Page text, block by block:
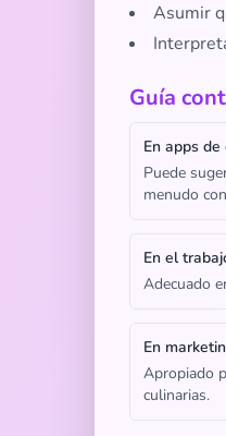
Asumir
Guía
En apps de
Puede
menudo
En el
Adecuado
En
Apropiado
culinarias.